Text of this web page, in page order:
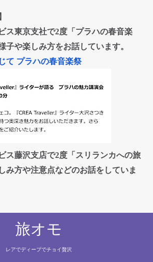
ス東京支社で2度「プラハの春音楽
子や楽しみ方をお話しています。
て プラハの春音楽祭
ス藤沢支店で2度「スリランカへの旅
み方や注意点などのお話をしていま
旅オモ
レアでディープでチョイ贅沢